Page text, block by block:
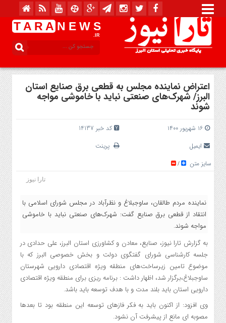
T A R A N E W S
.IR
اعتراض نماینده مجلس به قطعی برق صنایع استان
البرز/ شهرک‌های صنعتی نباید با خاموشی مواجه
شوند
۱۶ شهریور ۱۴۰۰
کد خبر 14137
ایمیل
پرینت
سایز متن
/
تارا نیوز
نماینده مردم طالقان، ساوجبلاغ و نظرآباد در مجلس شورای اسلامی با
انتقاد از قطعی برق صنایع گفت: شهرک‌های صنعتی نباید با خاموشی
مواجه شوند.
به گزارش تارا نیوز، صنایع، معادن و کشاورزی استان البرز، علی حدادی در
جلسه کارشناسی شورای گفتگوی دولت و بخش خصوصی البرز که با
موضوع تامین زیرساخت‌های منطقه ویژه اقتصادی دارویی شهرستان
ساوجبلاغ،برگزار شد، اظهار داشت : برنامه ریزی برای منطقه ویژه اقتصادی
دارویی استان باید بلند مدت و با هدف توسعه باید باشد.
وی افزود: از اکنون باید به فکر فازهای توسعه این منطقه بود تا بعدها
مصوبه ای مانع از پیشرفت آن نشود.